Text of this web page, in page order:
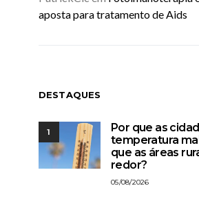
aposta para tratamento de Aids
DESTAQUES
1
Por que as
temperatura
que as áreas
redor?
05/08/2026